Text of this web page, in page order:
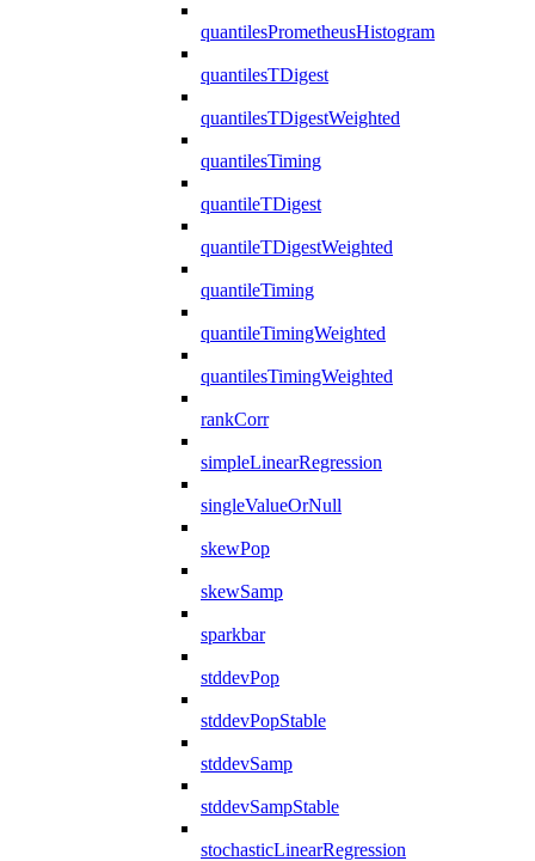
quantilesPrometheusHistogram
quantilesTDigest
quantilesTDigestWeighted
quantilesTiming
quantileTDigest
quantileTDigestWeighted
quantileTiming
quantileTimingWeighted
quantilesTimingWeighted
rankCorr
simpleLinearRegression
singleValueOrNull
skewPop
skewSamp
sparkbar
stddevPop
stddevPopStable
stddevSamp
stddevSampStable
stochasticLinearRegression